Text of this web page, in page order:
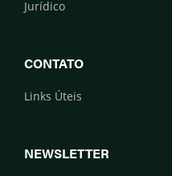
Jurídico
CONTATO
Links Úteis
NEWSLETTER